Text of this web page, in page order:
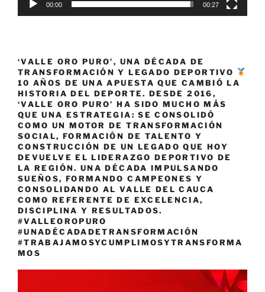
Cali»
00:00 00:27
‘VALLE ORO PURO’, UNA DÉCADA DE
TRANSFORMACIÓN Y LEGADO DEPORTIVO
10 AÑOS DE UNA APUESTA QUE CAMBIÓ LA
HISTORIA DEL DEPORTE. DESDE 2016,
‘VALLE ORO PURO’ HA SIDO MUCHO MÁS
QUE UNA ESTRATEGIA: SE CONSOLIDÓ
COMO UN MOTOR DE TRANSFORMACIÓN
SOCIAL, FORMACIÓN DE TALENTO Y
CONSTRUCCIÓN DE UN LEGADO QUE HOY
DEVUELVE EL LIDERAZGO DEPORTIVO DE
LA REGIÓN. UNA DÉCADA IMPULSANDO
SUEÑOS, FORMANDO CAMPEONES Y
CONSOLIDANDO AL VALLE DEL CAUCA
COMO REFERENTE DE EXCELENCIA,
DISCIPLINA Y RESULTADOS.
#VALLEOROPURO
#UNADÉCADADETRANSFORMACIÓN
#TRABAJAMOSYCUMPLIMOSYTRANSFORMA
MOS